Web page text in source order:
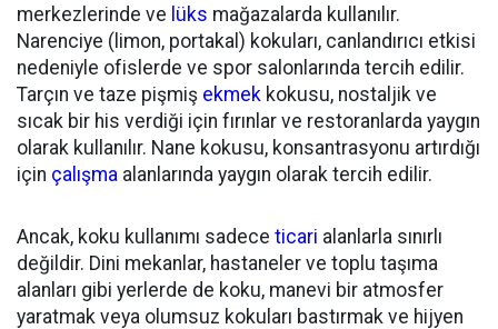
merkezlerinde ve lüks mağazalarda kullanılır.
Narenciye (limon, portakal) kokuları, canlandırıcı etkisi
nedeniyle ofislerde ve spor salonlarında tercih edilir.
Tarçın ve taze pişmiş ekmek kokusu, nostaljik ve
sıcak bir his verdiği için fırınlar ve restoranlarda yaygın
olarak kullanılır. Nane kokusu, konsantrasyonu artırdığı
için çalışma alanlarında yaygın olarak tercih edilir.
Ancak, koku kullanımı sadece ticari alanlarla sınırlı
değildir. Dini mekanlar, hastaneler ve toplu taşıma
alanları gibi yerlerde de koku, manevi bir atmosfer
yaratmak veya olumsuz kokuları bastırmak ve hijyen